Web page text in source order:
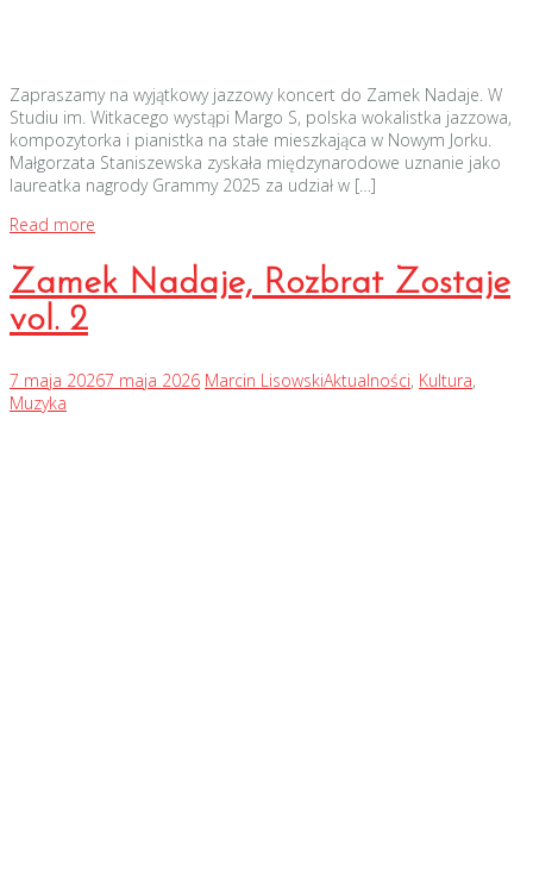
Zapraszamy na wyjątkowy jazzowy koncert do Zamek Nadaje. W
Studiu im. Witkacego wystąpi Margo S, polska wokalistka jazzowa,
kompozytorka i pianistka na stałe mieszkająca w Nowym Jorku.
Małgorzata Staniszewska zyskała międzynarodowe uznanie jako
laureatka nagrody Grammy 2025 za udział w […]
Read more
Zamek Nadaje, Rozbrat Zostaje
vol. 2
7 maja 20267 maja 2026 Marcin LisowskiAktualności, Kultura,
Muzyka